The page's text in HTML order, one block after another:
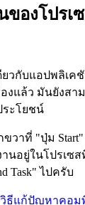
องโปรเ
วกับแอปพลิเค
แล้ว มันยังสา
ระโยชน์
วาที่ "ปุ่ม Start"
อยู่ในโปรเซสที่
Task" ไปครับ